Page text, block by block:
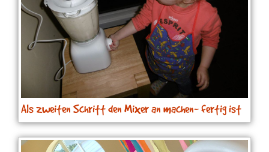
Als zweiten Schritt den Mixer an machen- fertig ist
die Bananenmilch